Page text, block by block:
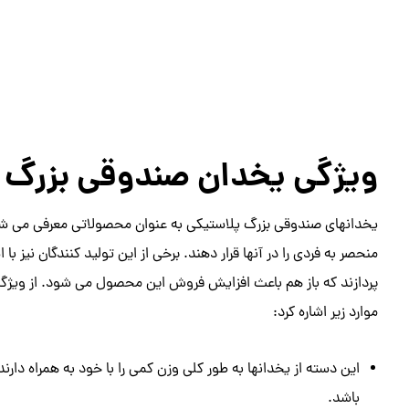
ویژگی یخدان صندوقی بزرگ
یخدانهای صندوقی بزرگ پلاستیکی به عنوان محصولاتی معرفی می
منحصر به فردی را در آنها قرار دهند. برخی از این تولید کنندگان
پردازند که باز هم باعث افزایش فروش این محصول می شود. از
موارد زیر اشاره کرد:
این دسته از یخدانها به طور کلی وزن کمی را با خود به همراه
باشد.